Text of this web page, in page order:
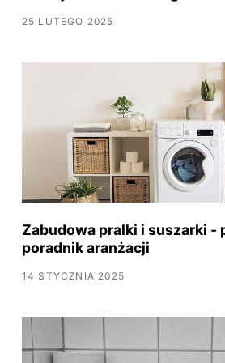
25 LUTEGO 2025
Zabudowa pralki i suszarki -
poradnik aranżacji
14 STYCZNIA 2025